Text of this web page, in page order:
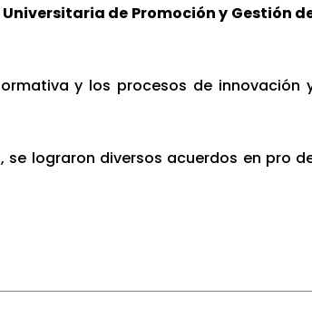
de Promoción y Gestión
y los procesos de innovación
lograron diversos acuerdos en pro